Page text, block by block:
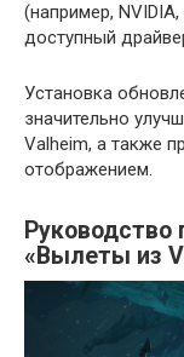
(например,
доступный
Установка
значительно
Valheim, а также
отображением.
«Вылеты из